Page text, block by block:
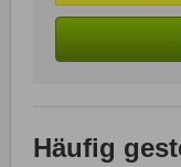
Häufig